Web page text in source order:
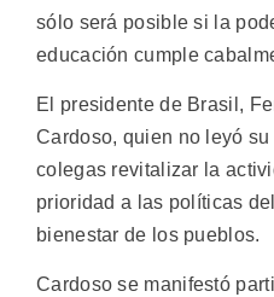
sólo será posible si la
educación cumple
El presidente de Brasil,
Cardoso, quien no leyó
colegas revitalizar la
prioridad a las políticas
bienestar de los pueblos.
Cardoso se manifestó